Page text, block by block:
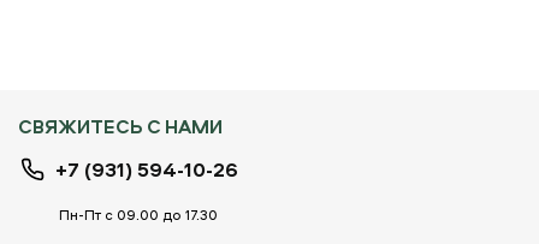
СВЯЖИТЕСЬ С НАМИ
+7 (931) 594-10-26
Пн-Пт с 09.00 до 17.30